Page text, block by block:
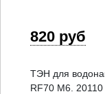
820 руб
ТЭН для
RF70 M6. 20110